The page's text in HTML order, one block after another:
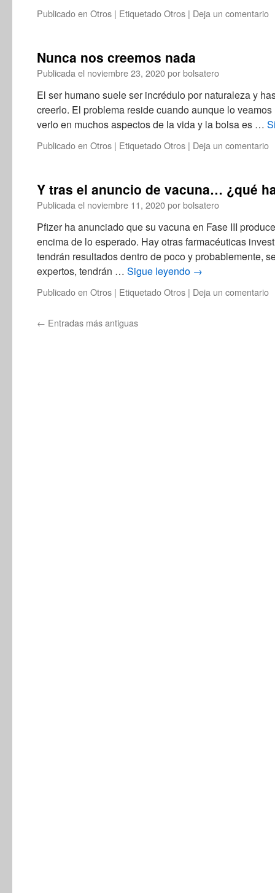
Publicado en Otros | EtiquetadoOtros | Deja un comentario
Nunca nos creemos nada
Publicada el noviembre 23, 2020porbolsatero
El ser humano suele ser incrédulo por naturaleza y
creerlo. El problema reside cuando aunque lo
verlo en muchos aspectos de la vida y la bolsa es …
Publicado en Otros | EtiquetadoOtros | Deja un comentario
Y tras el anuncio de vacuna… ¿qué
Publicada el noviembre 11, 2020porbolsatero
Pfizer ha anunciado que su vacuna en Fase III
encima de lo esperado. Hay otras farmacéuticas
tendrán resultados dentro de poco y probablemente,
expertos, tendrán … Sigue leyendo →
Publicado en Otros | EtiquetadoOtros | Deja un comentario
← Entradas más antiguas